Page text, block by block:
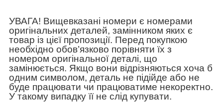
УВАГА! Вищевказані номери є номерами
оригінальних деталей, замінником яких є
товар із цієї пропозиції. Перед покупкою
необхідно обов’язково порівняти їх з
номером оригінальної деталі, що
замінюється. Якщо вони відрізняються хоча б
одним символом, деталь не підійде або не
буде працювати чи працюватиме некоректно.
У такому випадку її не слід купувати.